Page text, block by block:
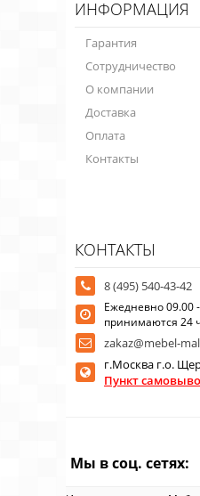
ИНФОРМАЦИЯ
Гарантия
Сотрудничество
О компании
Доставка
Оплата
Контакты
КОНТАКТЫ
8 (495) 540-43-42
Ежедневно 09.00
принимаются 24
zakaz@mebel-
г.Москва г.о.
Пункт
Мы в соц. сетях: